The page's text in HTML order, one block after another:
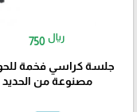
750 ريال
جلسة كراسي فخمة
مصنوعة من الحديد